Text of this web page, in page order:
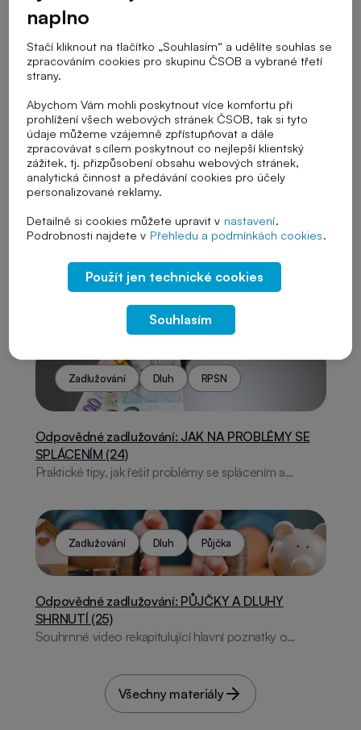
Cílová skupina
Stupeň školy
Téma výuky
Zadlužování Dluh RPSN
Odpovědné zadlužování: JAK NA PROBLÉMY SE
SPLÁCENÍM (24)
Praktické tipy, jak řešit problémy se splácením a
Zadlužování Dluh Půjčka
Odpovědné zadlužování: PŮJČKY A DLUHY
SHRNUTÍ (25)
Souhrnné video rekapitulující hlavní poznatky o
Všechny materiály
naplno
Stačí kliknout na tlačítko „Souhlasím“ a udělíte souhlas se
zpracováním cookies pro skupinu ČSOB a vybrané třetí
strany.
Abychom Vám mohli poskytnout více komfortu při
prohlížení všech webových stránek ČSOB, tak si tyto
údaje můžeme vzájemně zpřístupňovat a dále
zpracovávat s cílem poskytnout co nejlepší klientský
zážitek, tj. přizpůsobení obsahu webových stránek,
analytická činnost a předávání cookies pro účely
personalizované reklamy.
Detailně si cookies můžete upravit v nastavení.
Podrobnosti najdete v Přehledu a podmínkách cookies.
Použít jen technické cookies
Souhlasím